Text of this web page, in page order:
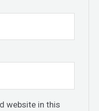
website in this